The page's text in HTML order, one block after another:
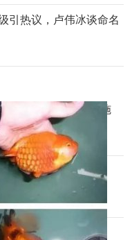
引热议，卢伟冰谈命名
害、预防与治疗措施
兆
法